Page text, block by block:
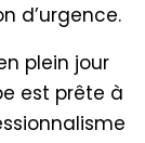
d’urgence.
plein jour
est prête à